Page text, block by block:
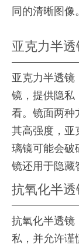
同的清晰图像。
亚克力半透
亚克力半透镜
镜，提供隐私
看。镜面两种
其高强度，亚
璃镜可能会破
镜还用于隐藏
抗氧化半透
抗氧化半透镜
私，并允许谨